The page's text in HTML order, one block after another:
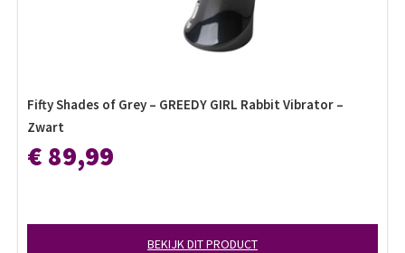
Fifty Shades of Grey – GREEDY GIRL Rabbit Vibrator –
Zwart
€ 89,99
BEKIJK DIT PRODUCT